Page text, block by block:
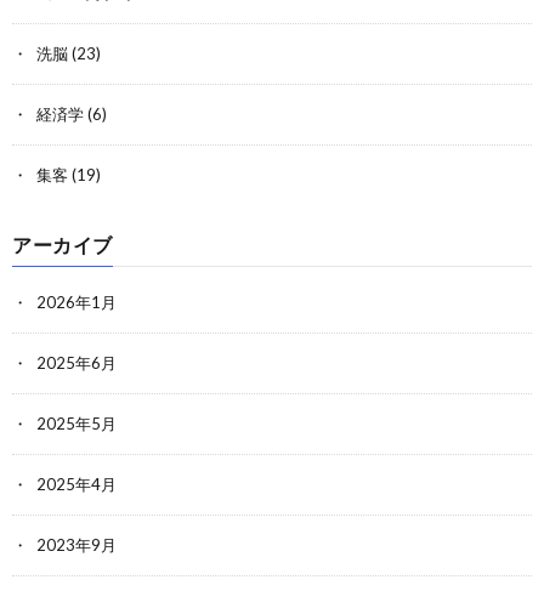
洗脳(23)
経済学(6)
集客 (19)
アーカイブ
2026年1月
2025年6月
2025年5月
2025年4月
2023年9月